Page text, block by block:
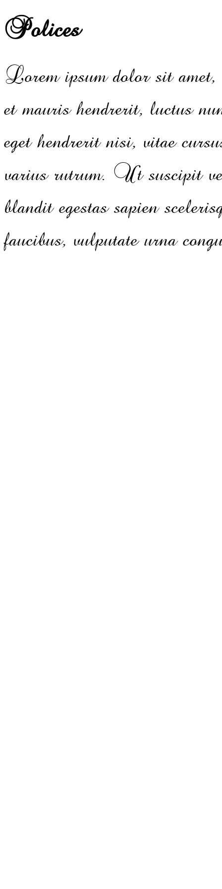
Polices
Lorem ipsum dolor sit
et mauris hendrerit, luctus
eget hendrerit nisi, vitae
varius rutrum. Ut suscipit
blandit egestas sapien
faucibus, vulputate urna